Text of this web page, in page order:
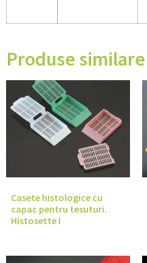
Produse similare
Casete histologice cu
capac pentru tesuturi.
Histosette I